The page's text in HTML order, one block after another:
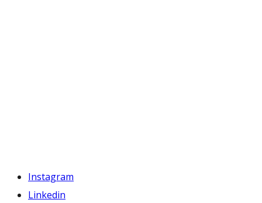
Instagram
Linkedin